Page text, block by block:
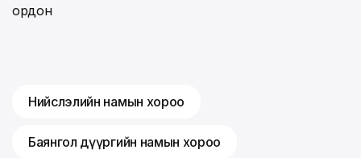
ордон
Нийслэлийн намын хороо
Баянгол дүүргийн намын хороо